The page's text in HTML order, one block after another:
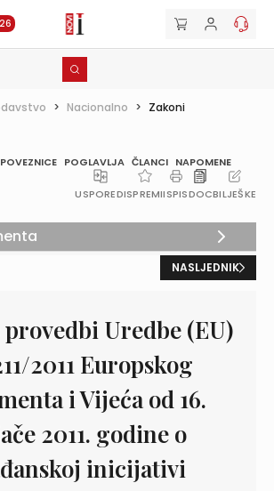
> Nacionalno > Zakoni
POGLAVLJA ČLANCI NAPOMENE
USPOREDISPREMIISPISDOCBILJEŠKE
NASLJEDNIK
provedbi Uredbe (EU)
2011 Europskog
i Vijeća od 16.
2011. godine o
inicijativi